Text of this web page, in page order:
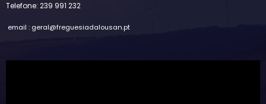
Telefone: 239 991 232
email : geral@freguesiadalousan.pt